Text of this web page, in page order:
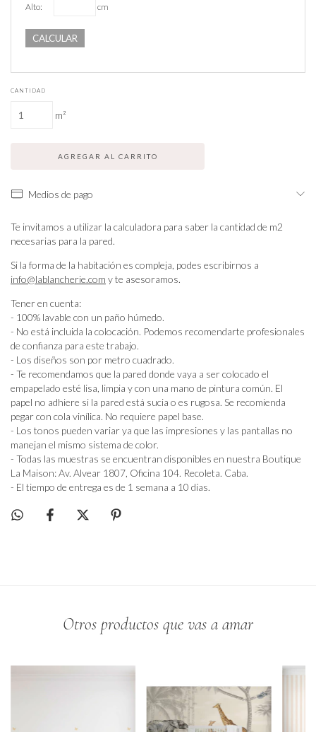
Alto: cm
CALCULAR
CANTIDAD
m²
Medios de pago
Te invitamos a utilizar la calculadora para saber la cantidad de m2
necesarias para la pared.
Si la forma de la habitación es compleja, podes escribirnos a
info@lablancherie.com y te asesoramos.
Tener en cuenta:
- 100% lavable con un paño húmedo.
- No está incluida la colocación. Podemos recomendarte profesionales
de confianza para este trabajo.
- Los diseños son por metro cuadrado.
- Te recomendamos que la pared donde vaya a ser colocado el
empapelado esté lisa, limpia y con una mano de pintura común. El
papel no adhiere si la pared está sucia o es rugosa. Se recomienda
pegar con cola vinílica. No requiere papel base.
- Los tonos pueden variar ya que las impresiones y las pantallas no
manejan el mismo sistema de color.
- Todas las muestras se encuentran disponibles en nuestra Boutique
La Maison: Av. Alvear 1807, Oficina 104. Recoleta. Caba.
- El tiempo de entrega es de 1 semana a 10 días.
Otros productos que vas a amar